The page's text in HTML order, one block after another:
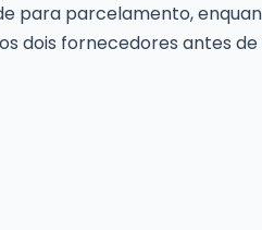
para parcelamento,
dois fornecedores antes